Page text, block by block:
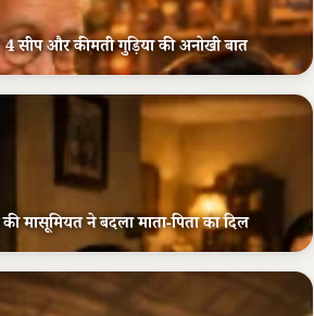
4 सीप और कीमती गुड़िया की अनोखी बात
की मासूमियत ने बदला माता-पिता का दिल